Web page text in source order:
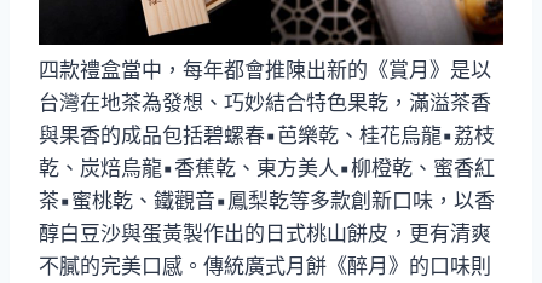
四款禮盒當中，每年都會推陳出新的《賞月》是以
台灣在地茶為發想、巧妙結合特色果乾，滿溢茶香
與果香的成品包括碧螺春▪芭樂乾、桂花烏龍▪荔枝
乾、炭焙烏龍▪香蕉乾、東方美人▪柳橙乾、蜜香紅
茶▪蜜桃乾、鐵觀音▪鳳梨乾等多款創新口味，以香
醇白豆沙與蛋黃製作出的日式桃山餅皮，更有清爽
不膩的完美口感。傳統廣式月餅《醉月》的口味則